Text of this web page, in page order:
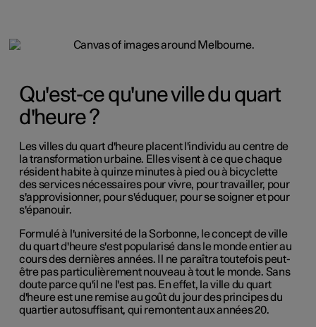
Qu'est-ce qu'une ville du quart
d'heure ?
Les villes du quart d'heure placent l'individu au centre de
la transformation urbaine. Elles visent à ce que chaque
résident habite à quinze minutes à pied ou à bicyclette
des services nécessaires pour vivre, pour travailler, pour
s'approvisionner, pour s'éduquer, pour se soigner et pour
s'épanouir.
Formulé à l'université de la Sorbonne, le concept de ville
du quart d'heure s'est popularisé dans le monde entier au
cours des dernières années. Il ne paraîtra toutefois peut-
être pas particulièrement nouveau à tout le monde. Sans
doute parce qu'il ne l'est pas. En effet, la ville du quart
d'heure est une remise au goût du jour des principes du
quartier autosuffisant, qui remontent aux années 20.